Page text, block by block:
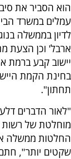
הוא הסביר את
עמלים במשרד
לדיון בממשלה
ארבל' וכן הצעת
יישוב קבע
בחינת הקמת
תחתון".
"לאור הדברים
מוחלטת של
החלטות ממשלה
שקטים יותר",